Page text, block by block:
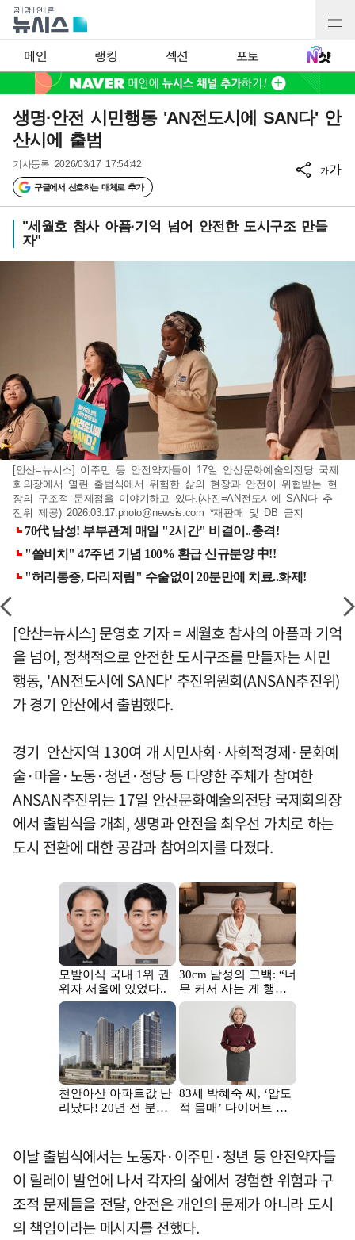
메인 랭킹 섹션 포토
생명·안전 시민행동 'AN전도시에 SAN다' 안
산시에 출범
기사등록 2026/03/17 17:54:42
구글에서 선호하는 매체로 추가
가가
"세월호 참사 아픔·기억 넘어 안전한 도시구조 만들
자"
[안산=뉴시스] 이주민 등 안전약자들이 17일 안산문화예술의전당 국제
회의장에서 열린 출범식에서 위험한 삶의 현장과 안전이 위협받는 현
장의 구조적 문제점을 이야기하고 있다.(사진=AN전도시에 SAN다 추
진위 제공) 2026.03.17.photo@newsis.com *재판매 및 DB 금지
[안산=뉴시스] 문영호 기자 = 세월호 참사의 아픔과 기억
을 넘어, 정책적으로 안전한 도시구조를 만들자는 시민
행동, 'AN전도시에 SAN다' 추진위원회(ANSAN추진위)
가 경기 안산에서 출범했다.
경기 안산지역 130여 개 시민사회·사회적경제·문화예
술·마을·노동·청년·정당 등 다양한 주체가 참여한
ANSAN추진위는 17일 안산문화예술의전당 국제회의장
에서 출범식을 개최, 생명과 안전을 최우선 가치로 하는
도시 전환에 대한 공감과 참여의지를 다졌다.
이날 출범식에서는 노동자·이주민·청년 등 안전약자들
이 릴레이 발언에 나서 각자의 삶에서 경험한 위험과 구
조적 문제들을 전달, 안전은 개인의 문제가 아니라 도시
의 책임이라는 메시지를 전했다.